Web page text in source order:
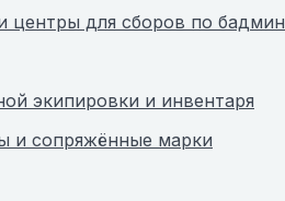
центры для сборов по
экипировки и инвентаря
и сопряжённые марки